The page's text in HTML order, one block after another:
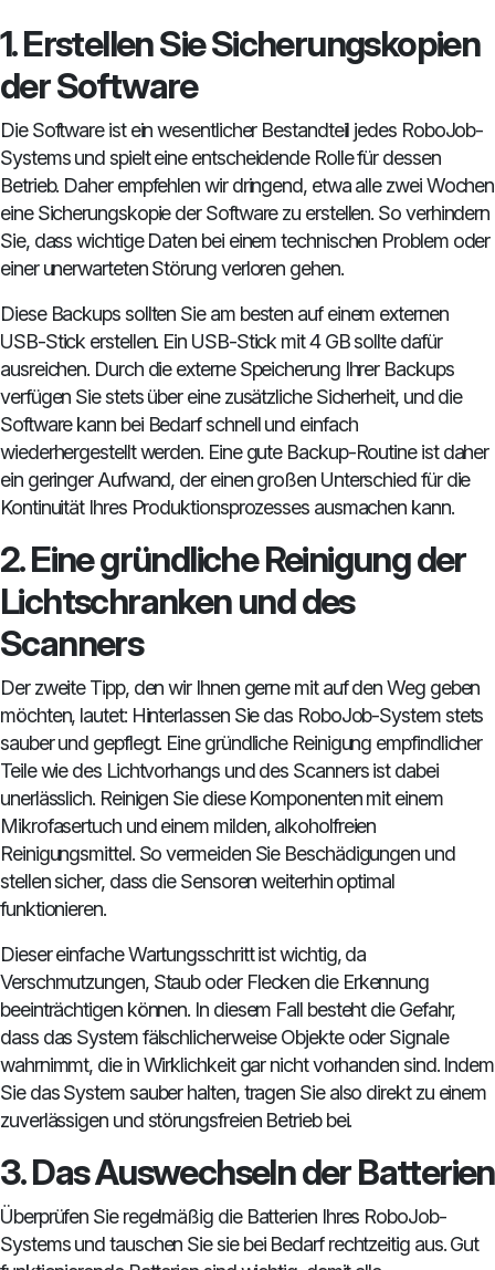
1. Erstellen Sie Sicherungskopien
der Software
Die Software ist ein wesentlicher Bestandteil jedes RoboJob-
Systems und spielt eine entscheidende Rolle für dessen
Betrieb. Daher empfehlen wir dringend, etwa alle zwei Wochen
eine Sicherungskopie der Software zu erstellen. So verhindern
Sie, dass wichtige Daten bei einem technischen Problem oder
einer unerwarteten Störung verloren gehen.
Diese Backups sollten Sie am besten auf einem externen
USB-Stick erstellen. Ein USB-Stick mit 4 GB sollte dafür
ausreichen. Durch die externe Speicherung Ihrer Backups
verfügen Sie stets über eine zusätzliche Sicherheit, und die
Software kann bei Bedarf schnell und einfach
wiederhergestellt werden. Eine gute Backup-Routine ist daher
ein geringer Aufwand, der einen großen Unterschied für die
Kontinuität Ihres Produktionsprozesses ausmachen kann.
2. Eine gründliche Reinigung der
Lichtschranken und des
Scanners
Der zweite Tipp, den wir Ihnen gerne mit auf den Weg geben
möchten, lautet: Hinterlassen Sie das RoboJob-System stets
sauber und gepflegt. Eine gründliche Reinigung empfindlicher
Teile wie des Lichtvorhangs und des Scanners ist dabei
unerlässlich. Reinigen Sie diese Komponenten mit einem
Mikrofasertuch und einem milden, alkoholfreien
Reinigungsmittel. So vermeiden Sie Beschädigungen und
stellen sicher, dass die Sensoren weiterhin optimal
funktionieren.
Dieser einfache Wartungsschritt ist wichtig, da
Verschmutzungen, Staub oder Flecken die Erkennung
beeinträchtigen können. In diesem Fall besteht die Gefahr,
dass das System fälschlicherweise Objekte oder Signale
wahrnimmt, die in Wirklichkeit gar nicht vorhanden sind. Indem
Sie das System sauber halten, tragen Sie also direkt zu einem
zuverlässigen und störungsfreien Betrieb bei.
3. Das Auswechseln der Batterien
Überprüfen Sie regelmäßig die Batterien Ihres RoboJob-
Systems und tauschen Sie sie bei Bedarf rechtzeitig aus. Gut